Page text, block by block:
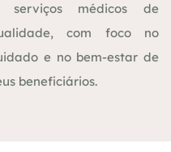
serviços médicos de
com foco no
e no bem-estar de
beneficiários.